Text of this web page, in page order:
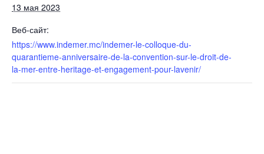
13 мая 2023
Веб-сайт:
https://www.indemer.mc/indemer-le-colloque-du-
quarantieme-anniversaire-de-la-convention-sur-le-droit-de-
la-mer-entre-heritage-et-engagement-pour-lavenir/